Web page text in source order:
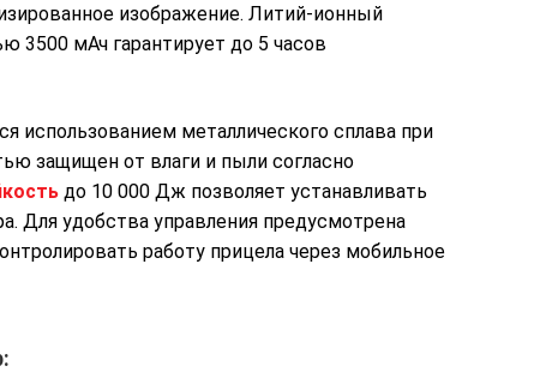
изображение. Литий-ионный
3500 мАч гарантирует до 5 часов
использованием металлического сплава при
защищен от влаги и пыли согласно
до 10 000 Дж позволяет устанавливать
Для удобства управления предусмотрена
работу прицела через мобильное